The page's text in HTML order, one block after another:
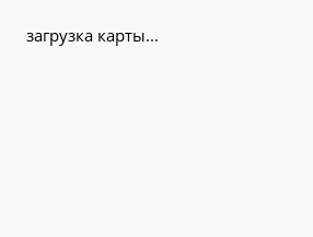
загрузка карты...